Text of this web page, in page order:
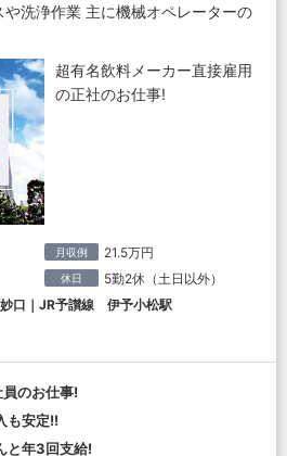
洗浄作業 主に機械オペレーターの
超有名飲料メーカー直接雇用
の正社のお仕事!
月収例 21.5万円
休日 5勤2休（土日以外）
口｜JR予讃線 伊予小松駅
のお仕事!
も安定!!
と年3回支給!